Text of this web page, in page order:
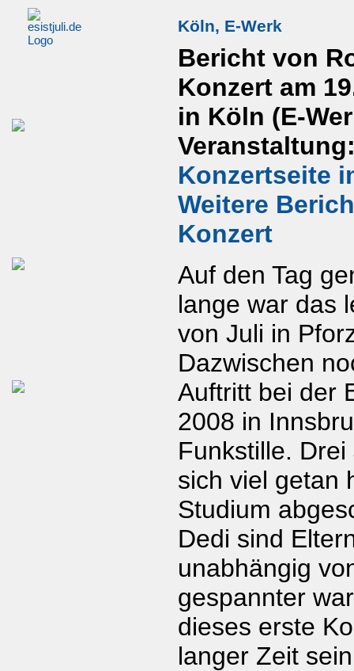
Köln, E-Werk
Bericht von
Konzert am
in Köln (E-
Konzertseite
Weitere
Konzert
Auf den Tag
lange war das
von Juli in
Dazwischen
Auftritt bei der
2008 in
Funkstille.
sich viel getan
Studium
Dedi sind
unabhängig
gespannter
dieses erste
langer Zeit